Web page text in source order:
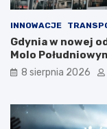
INNOWACJE
Gdynia w nowej
Molo
8 sierpnia 2026